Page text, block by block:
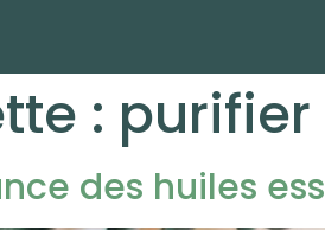
: purifier
des huiles